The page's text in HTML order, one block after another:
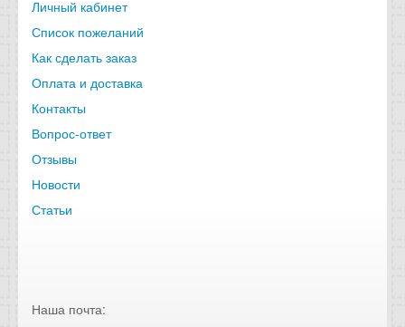
Личный кабинет
Список пожеланий
Как сделать заказ
Оплата и доставка
Контакты
Вопрос-ответ
Отзывы
Новости
Статьи
Наша почта: